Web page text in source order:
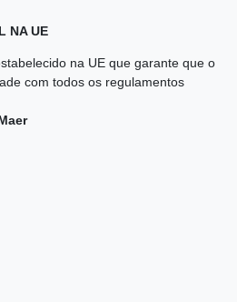
NA UE
na UE que garante que o
com todos os regulamentos